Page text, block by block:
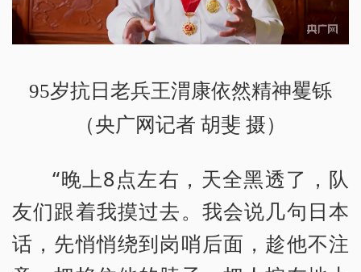
95岁抗日老兵王渭康依然精神矍铄
（央广网记者 胡斐 摄）
“晚上8点左右，天全黑透了，队
友们跟着我摸过去。我会说几句日本
话，先悄悄绕到岗哨后面，趁他不注